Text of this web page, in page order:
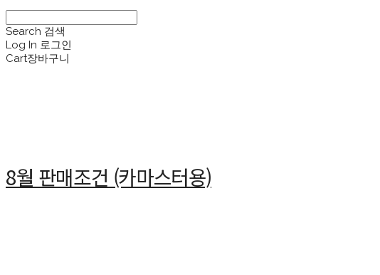
Search 검색
Log In 로그인
Cart장바구니
8월 판매조건 (카마스터용)